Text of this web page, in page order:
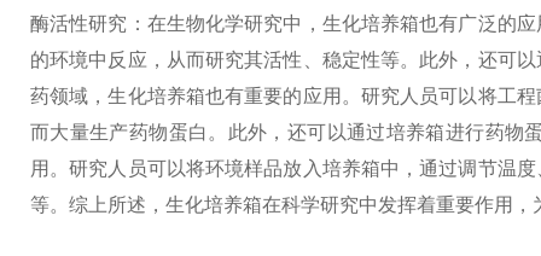
酶活性研究：在生物化学研究中，生化培养箱也有广泛的
的环境中反应，从而研究其活性、稳定性等。此外，还可
药领域，生化培养箱也有重要的应用。研究人员可以将工
而大量生产药物蛋白。此外，还可以通过培养箱进行药物
用。研究人员可以将环境样品放入培养箱中，通过调节温
等。 综上所述，生化培养箱在科学研究中发挥着重要作用